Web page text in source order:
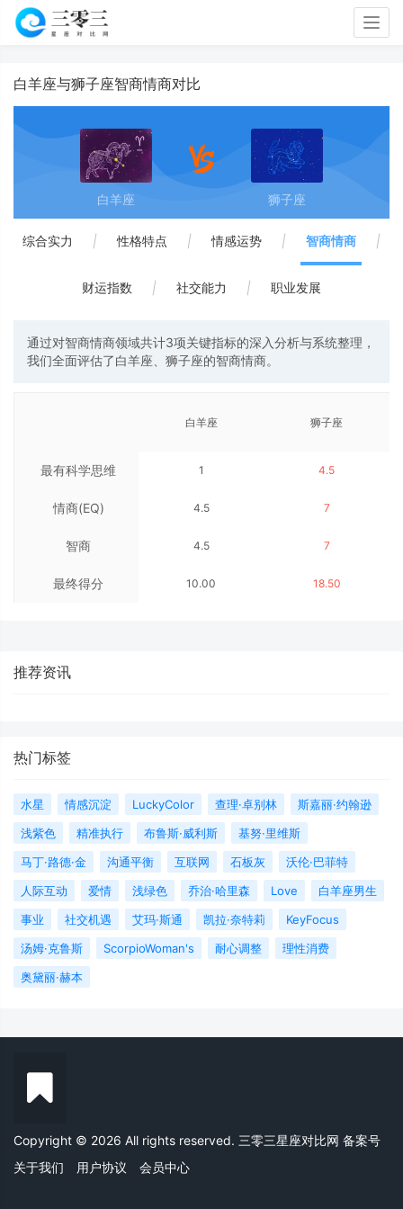
白羊座与狮子座智商情商对比
白羊座 狮子座
综合实力 | 性格特点 | 情感运势 | 智商情商 |
财运指数 | 社交能力 | 职业发展
通过对智商情商领域共计3项关键指标的深入分析与系统整理，
我们全面评估了白羊座、狮子座的智商情商。
最有科学思维
情商(EQ)
智商
最终得分
白羊座
1
4.5
4.5
10.00
狮子座
4.5
7
7
18.50
推荐资讯
热门标签
水星 情感沉淀 LuckyColor 查理·卓别林
斯嘉丽·约翰逊
浅紫色
精准执行 布鲁斯·威利斯
基努·里维斯
马丁·路德·金
沟通平衡 互联网 石板灰
沃伦·巴菲特
人际互动
爱情 浅绿色 乔治·哈里森 Love
白羊座男生
事业
社交机遇 艾玛·斯通 凯拉·奈特莉
KeyFocus
汤姆·克鲁斯
ScorpioWoman's 耐心调整
理性消费
奥黛丽·赫本
Copyright © 2026 All rights reserved. 三零三星座对比网 备案号
关于我们
用户协议 会员中心